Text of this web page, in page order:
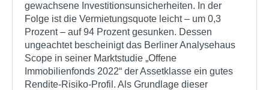
gewachsene Investitionsunsicherheiten. In der
Folge ist die Vermietungsquote leicht – um 0,3
Prozent – auf 94 Prozent gesunken. Dessen
ungeachtet bescheinigt das Berliner Analysehaus
Scope in seiner Marktstudie „Offene
Immobilienfonds 2022“ der Assetklasse ein gutes
Rendite-Risiko-Profil. Als Grundlage dieser